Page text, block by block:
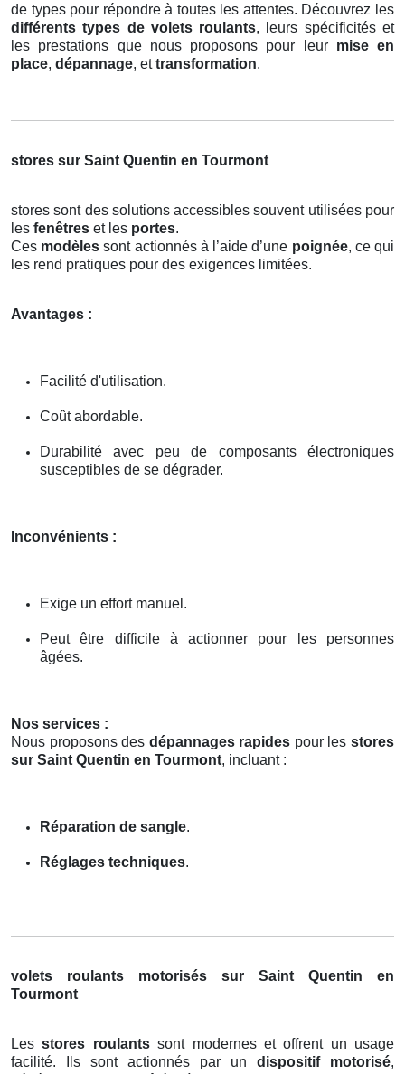
de types pour répondre à toutes les attentes. Découvrez les
différents types de volets roulants, leurs spécificités et
les prestations que nous proposons pour leur mise en
place, dépannage, ettransformation.
stores sur Saint Quentin en Tourmont
stores sont des solutions accessibles souvent utilisées pour
les fenêtres et les portes.
Ces modèles sont actionnés à l’aide d’une poignée, ce qui
les rend pratiques pour des exigences limitées.
Avantages :
Facilité d'utilisation.
Coût abordable.
Durabilité avec peu de composants électroniques
susceptibles de se dégrader.
Inconvénients :
Exige un effort manuel.
Peut être difficile à actionner pour les personnes
âgées.
Nos services :
Nous proposons des dépannages rapides pour lesstores
sur Saint Quentin en Tourmont, incluant :
Réparation de sangle.
Réglages techniques.
volets roulants motorisés sur Saint Quentin en
Tourmont
Lesstores roulantssont modernes et offrent un usage
facilité. Ils sont actionnés par un dispositif motorisé,